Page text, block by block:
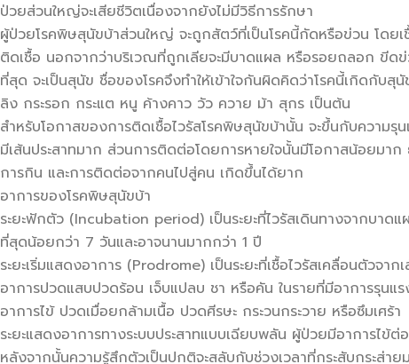
ป่วยส่วนใหญ่จะเสียชีวิตเนื่องจากยังไม่มีวิธีการรักษา
ผู้ป่วยโรคพิษสุนัขบ้าส่วนใหญ่ จะถูกสัตว์ที่เป็นโรคนี้กัดหรือข่วน โดย
ติดเชื้อ นอกจากว่าบริเวณที่ถูกเลียจะมีบาดแผล หรือรอยถลอก ขี
ที่สุด จะเป็นสุนัข ชื่อของโรคจึงทำให้เข้าใจกันผิดคิดว่าโรคนี้เกิดกับ
ลิง กระรอก กระแต หนู ค้างคาว วัว ควาย ม้า สุกร เป็นต้น
สำหรับโอกาสของการติดเชื้อไวรัสโรคพิษสุนัขบ้านั้น จะขึ้นกับความ
มีเส้นประสาทมาก ส่วนการติดต่อโดยการหายใจนั้นมีโอกาสน้อยมา
การกิน และการติดต่อจากคนไปสู่คน เกิดขึ้นได้ยาก
อาการของโรคพิษสุนัขบ้า
ระยะฟักตัว (Incubation period) เป็นระยะที่ไวรัสเดินทางจากบาดแ
ที่สุดน้อยกว่า 7 วันและอาจนานมากกว่า 1 ปี
ระยะเริ่มแสดงอาการ (Prodrome) เป็นระยะที่เชื้อไวรัสเคลื่อนตัวจ
อาการปวดแสบปวดร้อน เจ็บแปลบ ชา หรือคัน ในรายที่มีอาการรุน
อาการไข้ ปวดเมื่อยกล้ามเนื้อ ปวดศีรษะ กระวนกระวาย หรือซึมเศร้า
ระยะแสดงอาการทางระบบประสาทแบบเฉียบพลัน ผู้ป่วยมีอาการไ
หลังจากนั้นความรู้สึกตัวเป็นปกติจะสลับกับช่วงเวลาที่กระสับกระส่า